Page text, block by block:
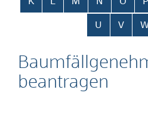
U V
beantragen